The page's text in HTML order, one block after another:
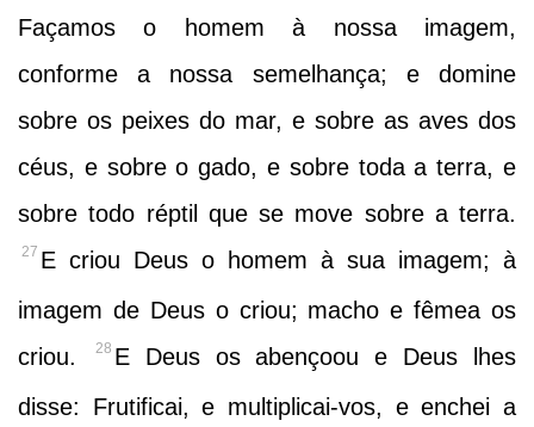
Façamos o homem à nossa imagem,
conforme a nossa semelhança; e domine
sobre os peixes do mar, e sobre as aves dos
céus, e sobre o gado, e sobre toda a terra, e
sobre todo réptil que se move sobre a terra.
27 E criou Deus o homem à sua imagem; à
imagem de Deus o criou; macho e fêmea os
criou.
28 E Deus os abençoou e Deus lhes
disse: Frutificai, e multiplicai-vos, e enchei a